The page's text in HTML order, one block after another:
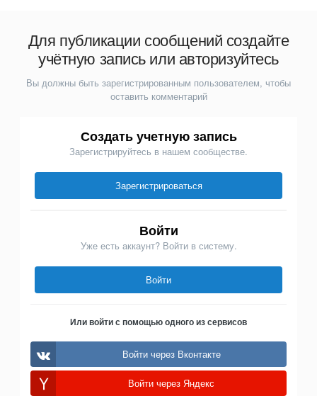
Для публикации сообщений создайте
учётную запись или авторизуйтесь
Вы должны быть зарегистрированным пользователем, чтобы
оставить комментарий
Создать учетную запись
Зарегистрируйтесь в нашем сообществе.
Зарегистрироваться
Войти
Уже есть аккаунт? Войти в систему.
Войти
Или войти с помощью одного из сервисов
Войти через Вконтакте
Войти через Яндекс